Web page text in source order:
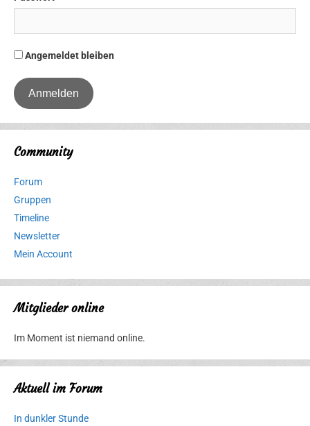
Angemeldet bleiben
Community
Forum
Gruppen
Timeline
Newsletter
Mein Account
Mitglieder online
Im Moment ist niemand online.
Aktuell im Forum
In dunkler Stunde